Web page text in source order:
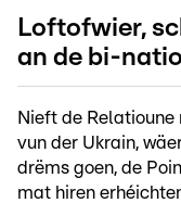
Loftofwier,
an de bi-
Nieft de Relatioune
vun der Ukrain,
drëms goen, de
mat hiren